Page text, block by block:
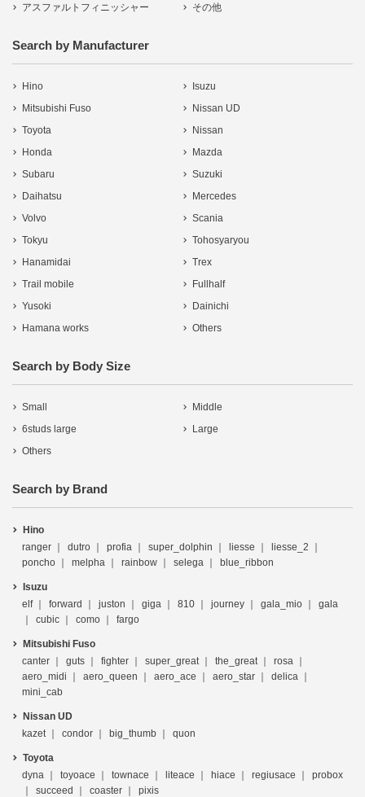
アスファルトフィニッシャー
その他
Search by Manufacturer
Hino
Isuzu
Mitsubishi Fuso
Nissan UD
Toyota
Nissan
Honda
Mazda
Subaru
Suzuki
Daihatsu
Mercedes
Volvo
Scania
Tokyu
Tohosyaryou
Hanamidai
Trex
Trail mobile
Fullhalf
Yusoki
Dainichi
Hamana works
Others
Search by Body Size
Small
Middle
6studs large
Large
Others
Search by Brand
Hino
ranger
dutro profia super_dolphin liesse
liesse_2
poncho
melpha rainbow selega blue_ribbon
Isuzu
elf
forward juston giga 810 journey gala_mio
gala
cubic
como fargo
Mitsubishi Fuso
canter
guts fighter super_great the_great
rosa
aero_midi
aero_queen aero_ace aero_star
delica
mini_cab
Nissan UD
kazet
condor big_thumb quon
Toyota
dyna
toyoace townace liteace hiace regiusace
probox
succeed
coaster pixis